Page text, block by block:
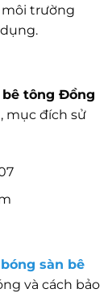
môi trường
tông Đồng
mục đích sử
sàn bê
và cách bảo